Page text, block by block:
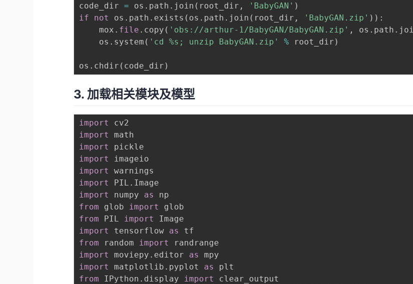
code_dir = os . path . join ( root_dir , 'BabyGAN' )
if
not os . path . exists ( os . path . join ( root_dir , 'BabyGAN.zip' ) ) :
    mox
. file . copy ( 'obs://arthur-1/BabyGAN/BabyGAN.zip' , os . path .
    os
. system ( 'cd %s; unzip BabyGAN.zip' % root_dir )
os . chdir ( code_dir )
3. 加载相关模块及模型
import
import
import
import
import
import
PIL .
import
numpy as
from glob import
from PIL import
import
tensorflow as
from random import
import
moviepy . editor as
import
matplotlib . pyplot as
from IPython . display import